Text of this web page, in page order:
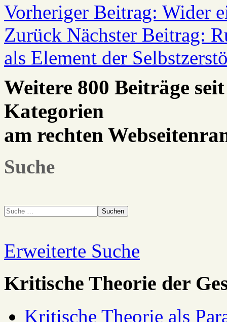
Vorheriger Beitrag: Wider
Zurück Nächster Beitrag:
als Element der
Weitere 800 Beiträge
Kategorien
am rechten
Suche
Suchen
Erweiterte Suche
Kritische Theorie der
Kritische Theorie als